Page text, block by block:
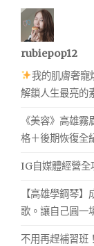
rubiepop12
我的肌膚奢
解鎖人生最亮的
《美容》高雄
格＋後期恢復全
IG自媒體經營全
【高雄學鋼琴
歌。讓自己圓一
不用再趕補習班